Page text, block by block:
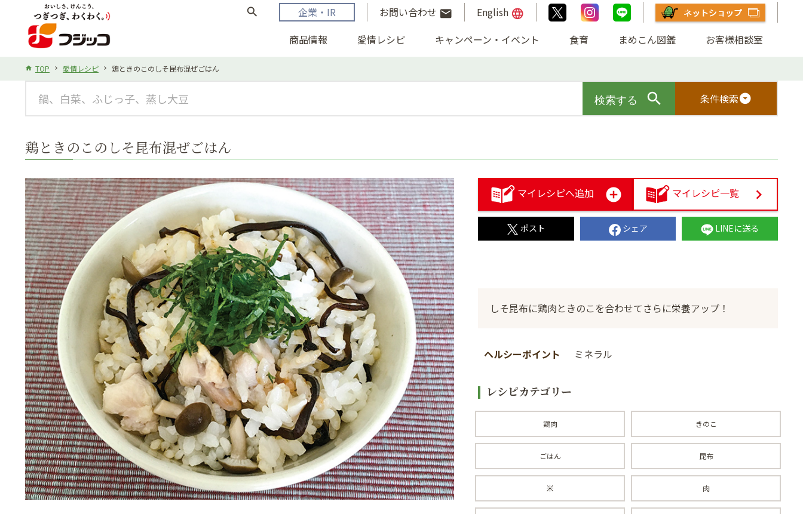
商品情報 愛情レシピ キャンペーン・イベント 食育 まめこん図鑑 お客様相談室
search 企業・IR お問い合わせ email English language
TOP 愛情レシピ 鶏ときのこのしそ昆布混ぜごはん
条件検索arrow_drop_down_circle
鶏ときのこのしそ昆布混ぜごはん
マイレシピへ追加 マイレシピ一覧
ポスト シェア LINEに送る
しそ昆布に鶏肉ときのこを合わせてさらに栄養アップ！
ヘルシーポイント ミネラル
レシピカテゴリー
鶏肉 きのこ
ごはん 昆布
米 肉